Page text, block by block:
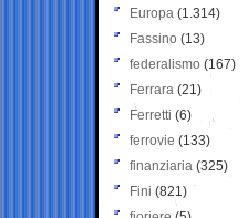
Europa (1.314)
Fassino (13)
federalismo (167)
Ferrara (21)
Ferretti (6)
ferrovie (133)
finanziaria (325)
Fini (821)